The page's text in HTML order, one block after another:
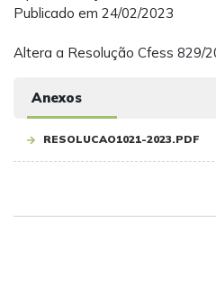
Publicado em 24/02/2023
Altera a Resolução Cfess 829/
Anexos
RESOLUCAO1021-2023.PDF